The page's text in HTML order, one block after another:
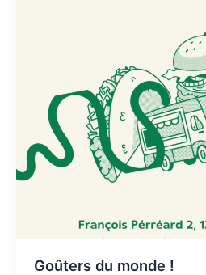
Goûters du monde !